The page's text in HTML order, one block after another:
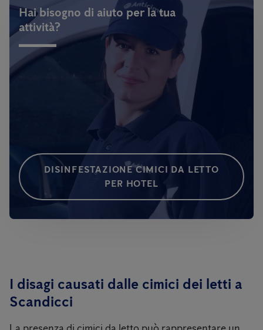
Hai bisogno di aiuto per la tua
attività?
DISINFESTAZIONE CIMICI DA LETTO
PER HOTEL
I disagi causati dalle cimici dei letti a
Scandicci